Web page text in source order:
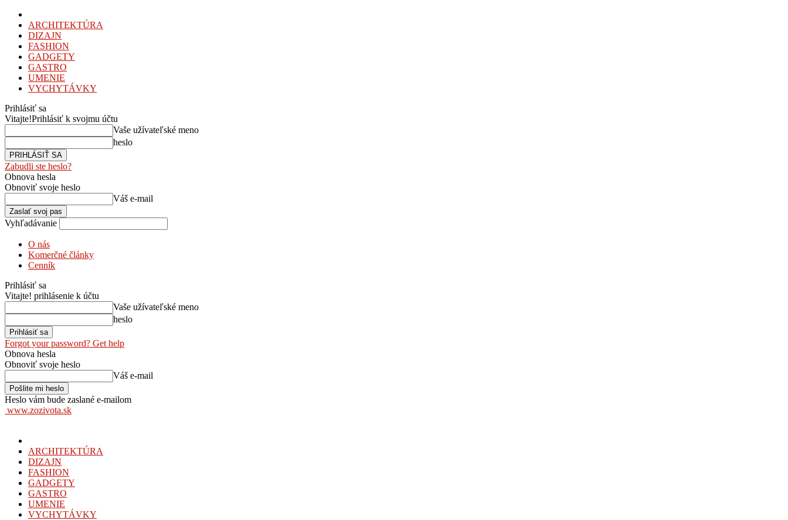
ARCHITEKTÚRA
DIZAJN
FASHION
GADGETY
GASTRO
UMENIE
VYCHYTÁVKY
Prihlásiť sa
Vitajte!Prihlásiť k svojmu účtu
Vaše užívateľské meno
heslo
Zabudli ste heslo?
Obnova hesla
Obnoviť svoje heslo
Váš e-mail
Vyhľadávanie
O nás
Komerčné články
Cenník
Prihlásiť sa
Vitajte! prihlásenie k účtu
Vaše užívateľské meno
heslo
Forgot your password? Get help
Obnova hesla
Obnoviť svoje heslo
Váš e-mail
Heslo vám bude zaslané e-mailom
www.zozivota.sk
ARCHITEKTÚRA
DIZAJN
FASHION
GADGETY
GASTRO
UMENIE
VYCHYTÁVKY